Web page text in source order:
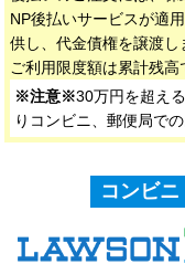
NP後払いサービスが適
供し、代金債権を譲渡し
ご利用限度額は累計残高
※注意※30万円を超え
りコンビニ、郵便局で
コンビ